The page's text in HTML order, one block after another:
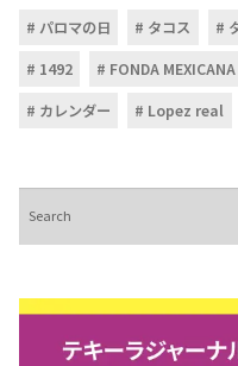
パロマの日 タコス
1492
FONDA
カレンダー
Lopez real
索